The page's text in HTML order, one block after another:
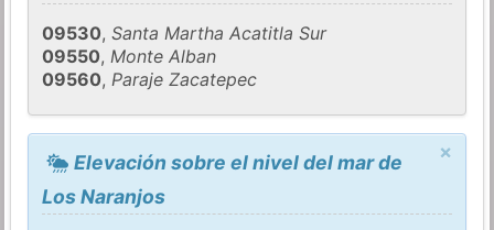
09530,Santa Martha Acatitla Sur
09550,Monte Alban
09560,Paraje Zacatepec
×
Elevación sobre el nivel del mar de
Los Naranjos